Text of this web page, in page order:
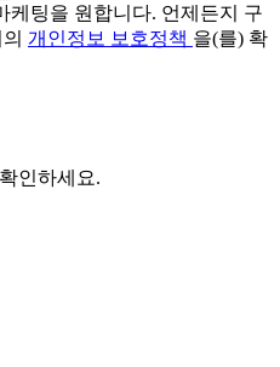
케팅을 원합니다. 언제든지 구
개인정보 보호정책 을(를) 확
인하세요.